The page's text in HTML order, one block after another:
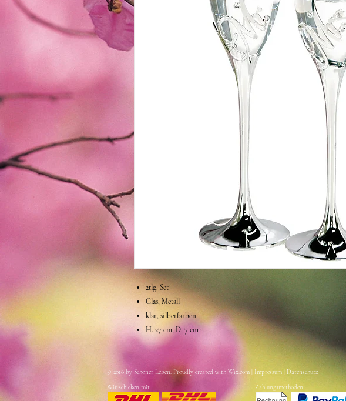
2tlg. Set
Glas, Metall
klar, silberfarben
H. 27 cm, D. 7 cm
© 2016 by Schöner Leben. Proudly created with Wix.com | Impressum | Datenschutz
Wir schicken mit:
Zahlungsmethoden: